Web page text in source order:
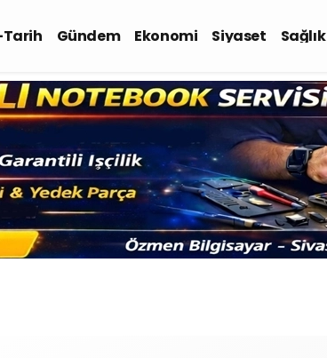
Gündem Ekonomi Siyaset Sağlık